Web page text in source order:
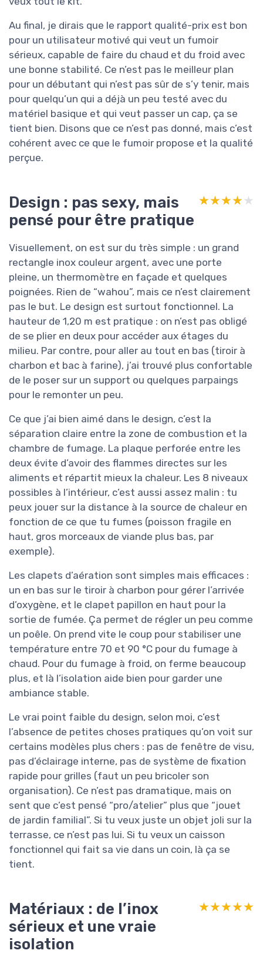
Au final, je dirais que le rapport qualité-prix est bon
pour un utilisateur motivé qui veut un fumoir
sérieux, capable de faire du chaud et du froid avec
une bonne stabilité. Ce n’est pas le meilleur plan
pour un débutant qui n’est pas sûr de s’y tenir, mais
pour quelqu’un qui a déjà un peu testé avec du
matériel basique et qui veut passer un cap, ça se
tient bien. Disons que ce n’est pas donné, mais c’est
cohérent avec ce que le fumoir propose et la qualité
perçue.
Design : pas sexy, mais
pensé pour être pratique
★★★★★
★★★★★
Visuellement, on est sur du très simple : un grand
rectangle inox couleur argent, avec une porte
pleine, un thermomètre en façade et quelques
poignées. Rien de “wahou”, mais ce n’est clairement
pas le but. Le design est surtout fonctionnel. La
hauteur de 1,20 m est pratique : on n’est pas obligé
de se plier en deux pour accéder aux étages du
milieu. Par contre, pour aller au tout en bas (tiroir à
charbon et bac à farine), j’ai trouvé plus confortable
de le poser sur un support ou quelques parpaings
pour le remonter un peu.
Ce que j’ai bien aimé dans le design, c’est la
séparation claire entre la zone de combustion et la
chambre de fumage. La plaque perforée entre les
deux évite d’avoir des flammes directes sur les
aliments et répartit mieux la chaleur. Les 8 niveaux
possibles à l’intérieur, c’est aussi assez malin : tu
peux jouer sur la distance à la source de chaleur en
fonction de ce que tu fumes (poisson fragile en
haut, gros morceaux de viande plus bas, par
exemple).
Les clapets d’aération sont simples mais efficaces :
un en bas sur le tiroir à charbon pour gérer l’arrivée
d’oxygène, et le clapet papillon en haut pour la
sortie de fumée. Ça permet de régler un peu comme
un poêle. On prend vite le coup pour stabiliser une
température entre 70 et 90 °C pour du fumage à
chaud. Pour du fumage à froid, on ferme beaucoup
plus, et là l’isolation aide bien pour garder une
ambiance stable.
Le vrai point faible du design, selon moi, c’est
l’absence de petites choses pratiques qu’on voit sur
certains modèles plus chers : pas de fenêtre de visu,
pas d’éclairage interne, pas de système de fixation
rapide pour grilles (faut un peu bricoler son
organisation). Ce n’est pas dramatique, mais on
sent que c’est pensé “pro/atelier” plus que “jouet
de jardin familial”. Si tu veux juste un objet joli sur la
terrasse, ce n’est pas lui. Si tu veux un caisson
fonctionnel qui fait sa vie dans un coin, là ça se
tient.
Matériaux : de l’inox
sérieux et une vraie
isolation
★★★★★
★★★★★